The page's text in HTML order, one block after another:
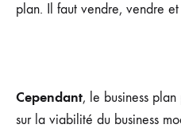
plan. Il faut vendre, vendre
Cependant, le business
sur la viabilité du business